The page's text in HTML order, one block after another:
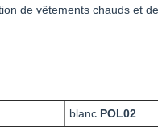
de vêtements chauds et
blanc POL02